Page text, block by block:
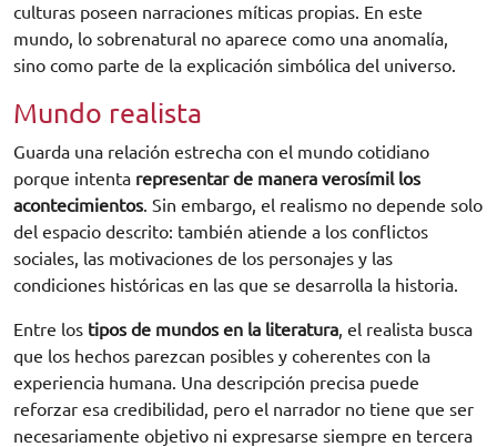
culturas poseen narraciones míticas propias. En este
mundo, lo sobrenatural no aparece como una anomalía,
sino como parte de la explicación simbólica del universo.
Mundo realista
Guarda una relación estrecha con el mundo cotidiano
porque intenta representar de manera verosímil los
acontecimientos. Sin embargo, el realismo no depende solo
del espacio descrito: también atiende a los conflictos
sociales, las motivaciones de los personajes y las
condiciones históricas en las que se desarrolla la historia.
Entre los tipos de mundos en la literatura, el realista busca
que los hechos parezcan posibles y coherentes con la
experiencia humana. Una descripción precisa puede
reforzar esa credibilidad, pero el narrador no tiene que ser
necesariamente objetivo ni expresarse siempre en tercera